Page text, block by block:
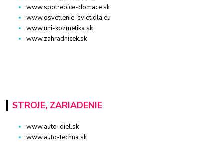
www.spotrebice-domace.sk
www.osvetlenie-svietidla.eu
www.uni-kozmetika.sk
www.zahradnicek.sk
STROJE, ZARIADENIE
www.auto-diel.sk
www.auto-techna.sk